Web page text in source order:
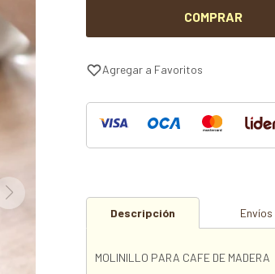
COMPRAR
Descripción Envíos
MOLINILLO PARA CAFE DE MADERA